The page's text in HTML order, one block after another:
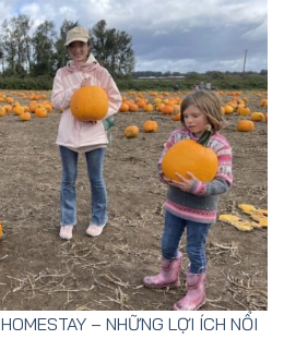
– NHỮNG LỢI ÍCH NỔI